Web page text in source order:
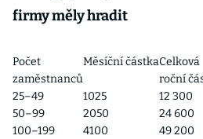
firmy měly hradit
Počet
zaměstnanců
Měsíční částkaCelková
roční
25–49
1025
12 300
50–99
2050
24 600
100–199
4100
49 200